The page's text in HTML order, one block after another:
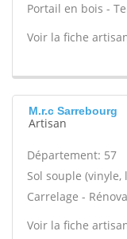
Portail en bois -
Voir la fiche
M.r.c Sarrebourg
Artisan
Département: 57
Sol souple (vinyle,
Carrelage -
Voir la fiche